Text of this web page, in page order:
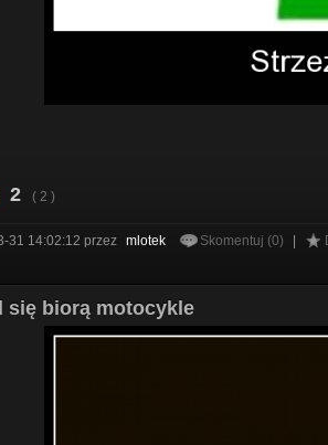
2 ( 2 )
31 14:02:12 przez mlotek Skomentuj (0)
się biorą motocykle